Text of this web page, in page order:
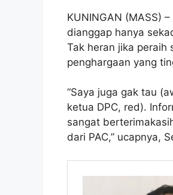
KUNINGAN (MASS)
dianggap hanya
Tak heran jika peraih
penghargaan yang
“Saya juga gak tau
ketua DPC, red).
sangat
dari PAC,” ucapnya,